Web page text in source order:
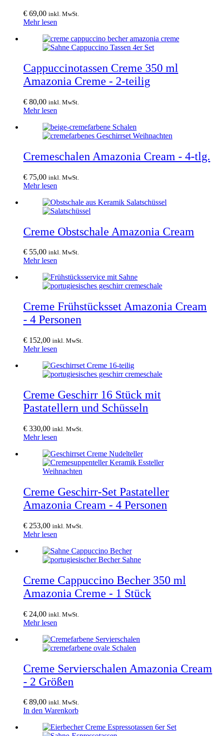
€ 69,00 inkl. MwSt.
Mehr lesen
Cappuccinotassen Creme 350 ml
Amazonia Creme - 2-teilig
€ 80,00 inkl. MwSt.
Mehr lesen
Cremeschalen Amazonia Cream - 4-tlg.
€ 75,00 inkl. MwSt.
Mehr lesen
Creme Obstschale Amazonia Cream
€ 55,00 inkl. MwSt.
Mehr lesen
Creme Frühstücksset Amazonia Cream
- 4 Personen
€ 152,00 inkl. MwSt.
Mehr lesen
Creme Geschirr 16 Stück mit
Pastatellern und Schüsseln
€ 330,00 inkl. MwSt.
Mehr lesen
Creme Geschirr-Set Pastateller
Amazonia Cream - 4 Personen
€ 253,00 inkl. MwSt.
Mehr lesen
Creme Cappuccino Becher 350 ml
Amazonia Creme - 1 Stück
€ 24,00 inkl. MwSt.
Mehr lesen
Creme Servierschalen Amazonia Cream
- 2 Größen
€ 89,00 inkl. MwSt.
In den Warenkorb